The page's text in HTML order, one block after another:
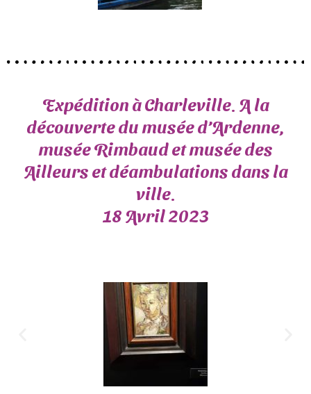
Expédition à Charleville. A la
découverte du musée d’Ardenne,
musée Rimbaud et musée des
Ailleurs et déambulations dans la
ville.
18 Avril 2023